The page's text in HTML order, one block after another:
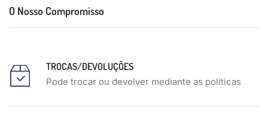
O Nosso Compromisso
TROCAS/DEVOLUÇÕES
Pode trocar ou devolver mediante as políticas